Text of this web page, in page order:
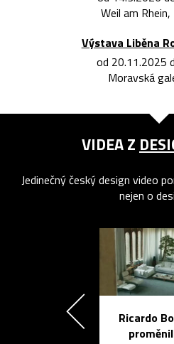
Weil am
Výstava Liběna
od 20.11.2025
Moravská
VIDEA Z
Jedinečný český design video
nejen o
Ricardo